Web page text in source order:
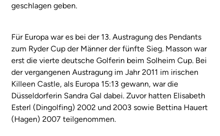
geschlagen geben.
Für Europa war es bei der 13. Austragung des Pendants
zum Ryder Cup der Männer der fünfte Sieg. Masson war
erst die vierte deutsche Golferin beim Solheim Cup. Bei
der vergangenen Austragung im Jahr 2011 im irischen
Killeen Castle, als Europa 15:13 gewann, war die
Düsseldorferin Sandra Gal dabei. Zuvor hatten Elisabeth
Esterl (Dingolfing) 2002 und 2003 sowie Bettina Hauert
(Hagen) 2007 teilgenommen.